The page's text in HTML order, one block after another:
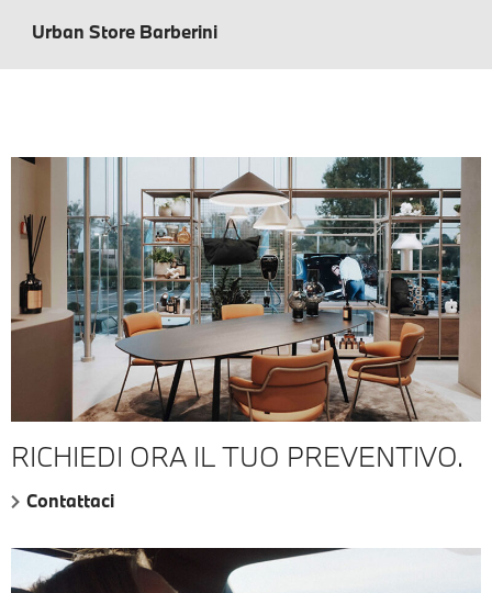
Urban Store Barberini
RICHIEDI ORA IL TUO PREVENTIVO.
Contattaci